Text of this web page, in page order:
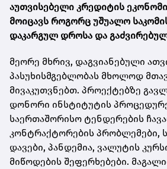
აუთვისებელი კრედიტის
მოიცავს როგორც უშუალო
დაკარგულ დროსა და
მეორე მხრივ, დაგვიანებული
პასუხისმგებლობას მხოლოდ
მივაკუთვნებთ. პროექტებზე
დონორი ინსტიტუტის
საერთაშორისო ტენდერების
კონტრაქტორების პრობლემები,
დავები, პანდემია, ვალუტის
მიწოდების შეფერხებები.